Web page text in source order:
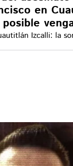
en
Izcalli: la
en plena